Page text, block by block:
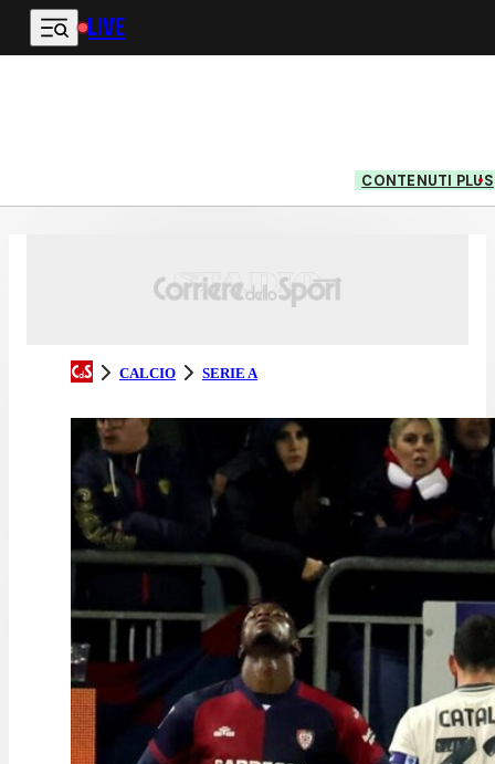
Vai al contenuto principale
LIVE
CONTENUTI PLUS
CALCIO SERIE A